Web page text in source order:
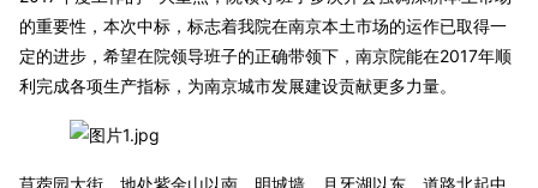
的重要性，本次中标，标志着我院在南京本土市场的运作已取得一
定的进步，希望在院领导班子的正确带领下，南京院能在2017年顺
利完成各项生产指标，为南京城市发展建设贡献更多力量。
苜蓿园大街，地处紫金山以南，明城墙、月牙湖以东。道路北起中